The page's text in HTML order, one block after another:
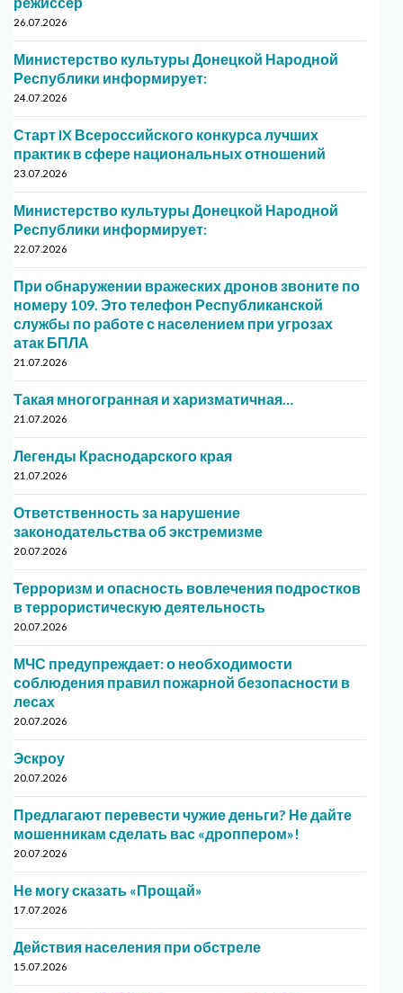
26.07.2026
Министерство культуры Донецкой Народной
Республики информирует:
24.07.2026
Старт IX Всероссийского конкурса лучших
практик в сфере национальных отношений
23.07.2026
Министерство культуры Донецкой Народной
Республики информирует:
22.07.2026
При обнаружении вражеских дронов звоните по
номеру 109. Это телефон Республиканской
службы по работе с населением при угрозах
атак БПЛА
21.07.2026
Такая многогранная и харизматичная…
21.07.2026
Легенды Краснодарского края
21.07.2026
Ответственность за нарушение
законодательства об экстремизме
20.07.2026
Терроризм и опасность вовлечения подростков
в террористическую деятельность
20.07.2026
МЧС предупреждает: о необходимости
соблюдения правил пожарной безопасности в
лесах
20.07.2026
Эскроу
20.07.2026
Предлагают перевести чужие деньги? Не дайте
мошенникам сделать вас «дроппером»!
20.07.2026
Не могу сказать «Прощай»
17.07.2026
Действия населения при обстреле
15.07.2026